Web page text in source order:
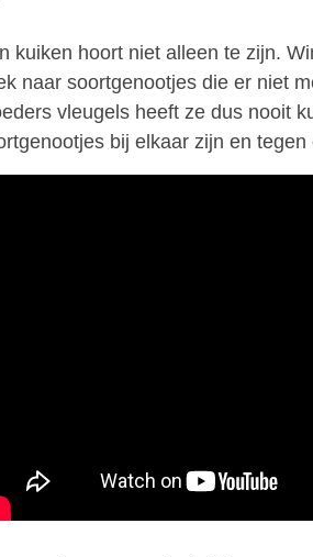
kuiken hoort niet alleen te zijn.
naar soortgenootjes die er niet
vleugels heeft ze dus nooit
bij elkaar zijn en tegen